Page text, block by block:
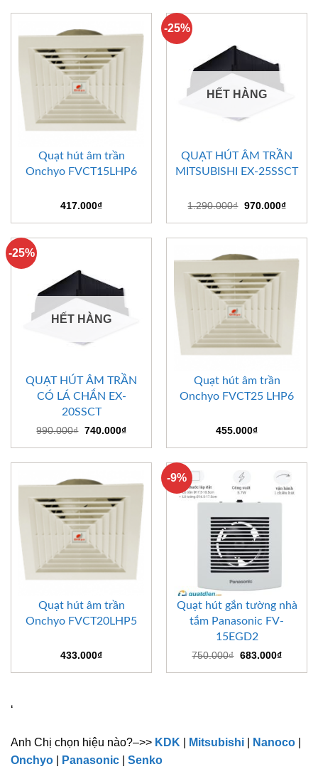
790.000₫.
Quạt hút âm trần
Onchyo FVCT15LHP6
417.000₫
-25%
HẾT HÀNG
QUẠT HÚT ÂM TRẦN
MITSUBISHI EX-25SSCT
1.290.000₫ Giá
là:
970.000₫Giá
tại
-25%
HẾT HÀNG
QUẠT HÚT ÂM TRẦN
CÓ LÁ CHẮN EX-
20SSCT
990.000₫ Giá
là:
740.000₫Giá
tại
740.000₫.
Quạt hút âm trần
Onchyo FVCT25 LHP6
455.000₫
Quạt hút âm trần
Onchyo FVCT20LHP5
433.000₫
-9%
Quạt hút gắn tường nhà
tắm Panasonic FV-
15EGD2
750.000₫ Giá
là:
683.000₫Giá
tại
‘
Anh Chị chọn hiệu nào?–>> KDK Mitsubishi Nanoco
Onchyo
Panasonic Senko